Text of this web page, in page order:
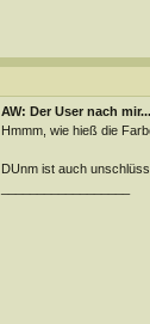
AW: Der User nach mir...
Hmmm, wie hieß die
DUnm ist auch